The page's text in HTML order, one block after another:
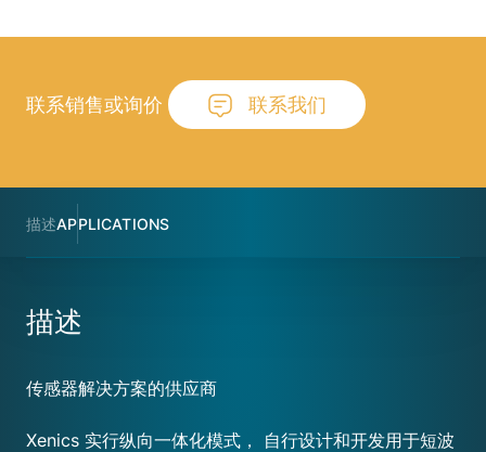
联系销售或询价 联系我们
描述APPLICATIONS
描述
传感器解决方案的供应商
Xenics 实行纵向一体化模式， 自行设计和开发用于短波